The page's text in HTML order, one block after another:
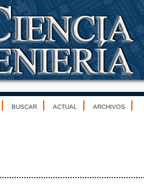
BUSCAR ACTUAL ARCHIVOS